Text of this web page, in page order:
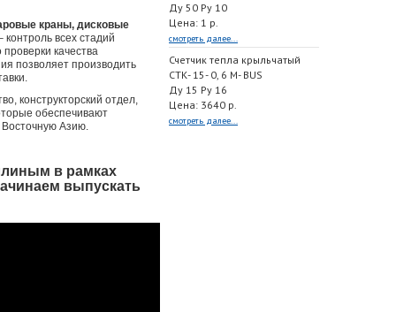
краны, дисковые
всех стадий
качества
позволяет производить
конструкторский отдел,
обеспечивают
Восточную Азию.
в рамках
выпускать
Ду 50 Ру 10
Цена: 1 р.
смотреть далее...
Счетчик тепла крыльчатый
СТК- 15- 0, 6 M- BUS
Ду 15 Ру 16
Цена: 3640 р.
смотреть далее...